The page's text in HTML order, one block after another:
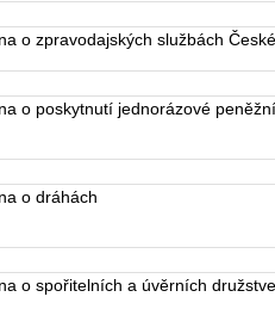
o zpravodajských službách
o poskytnutí jednorázové
o dráhách
o spořitelních a úvěrních